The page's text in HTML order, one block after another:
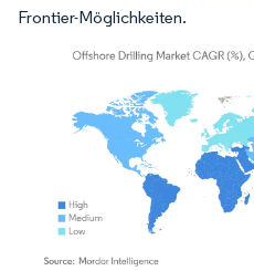
Frontier-Möglichkeiten.